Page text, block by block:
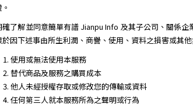
確了解並同意簡單有譜 Jianpu Info 及其子公司、關係
於因下述事由所生利潤、商譽、使用、資料之損害或其
使用或無法使用本服務
替代商品及服務之購買成本
他人未經授權存取或修改您的傳輸或資料
任何第三人就本服務所為之聲明或行為